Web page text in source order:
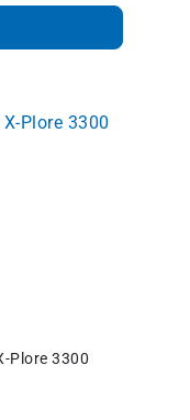
Plore 3300